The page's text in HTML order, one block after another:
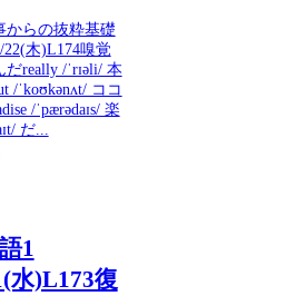
からの抜粋基礎
22(木)L174嗅覚
really /ˈrɪəli/ 本
/ˈkoʊkənʌt/ ココ
/ˈpærədaɪs/ 楽
だ...
1
水)L173復